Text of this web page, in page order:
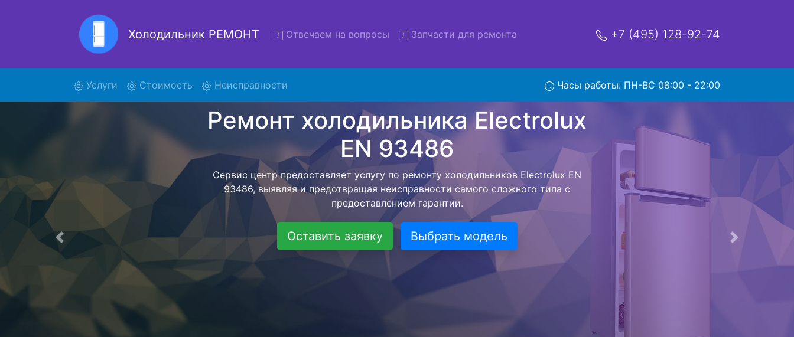
Холодильник РЕМОНТ Отвечаем на вопросы Запчасти для ремонта +7 (495) 128-92-74
Услуги (current)Стоимость Неисправности Часы работы: ПН-ВС 08:00 - 22:00
Ремонт холодильников с вывозом - чтобы клиент не тратил свое время и деньги на
поиски курьерской службы, наш мастер сам заберет холодильник Electrolux EN
93486 и отвезет в сервисный центр. Ремонт холодильника Electrolux EN 93486
осуществляется внутри сервисного центра, тем самым Вам не предстоит ожидать
мастера как закончит с ремонтом. Перед тем как холодильная техника сдается,
согласовывается конечная стоимость работ и в дальнейшем фиксируется.
Перечень бесплатных услуг от компании - Доставка холодильников , выезд
специалиста, консультирование и диагностика.
Оставить заявку Выбрать модель
Предыдущая Следующая